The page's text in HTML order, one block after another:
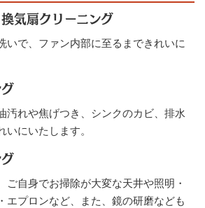
気扇クリーニング
いで、ファン内部に至るまできれいに
汚れや焦げつき、シンクのカビ、排水
にいたします。
ご自身でお掃除が大変な天井や照明・
エプロンなど、また、鏡の研磨なども